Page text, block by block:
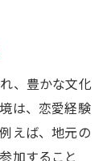
、豊かな文化
は、恋愛経験
えば、地元の
加すること